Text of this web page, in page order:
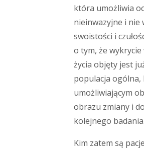
która umożliwia
nieinwazyjne i nie
swoistości i
o tym, że
życia objęty jest
populacja ogólna,
umożliwiającym
obrazu zmiany i
kolejnego
Kim zatem są